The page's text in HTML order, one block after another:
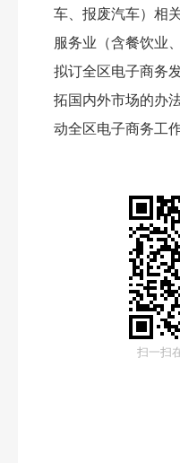
车、报废汽车）相
服务业（含餐饮业
拟订全区电子商务
拓国内外市场的办
动全区电子商务工作
扫一扫